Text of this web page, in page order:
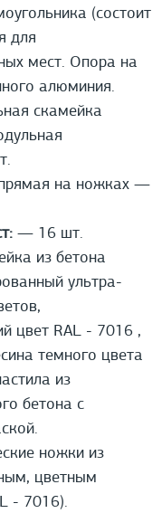
(состоит
для
мест. Опора на
алюминия.
скамейка
на ножках —
— 16 шт.
из бетона
ультра-
цвет RAL - 7016 ,
темного цвета
из
бетона с
ножки из
цветным
- 7016).